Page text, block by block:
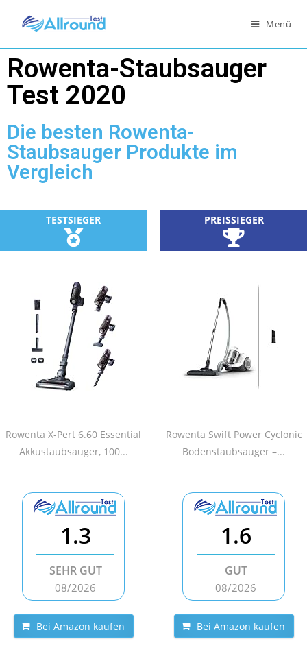
Menü
Rowenta-Staubsauger
Test 2020
Die besten Rowenta-
Staubsauger Produkte im
Vergleich
TESTSIEGER PREISSIEGER
Rowenta X-Pert 6.60 Essential
Akkustaubsauger, 100...
Rowenta Swift Power Cyclonic
Bodenstaubsauger –...
1.3
SEHR GUT
08/2026
Bei Amazon kaufen
1.6
GUT
08/2026
Bei Amazon kaufen